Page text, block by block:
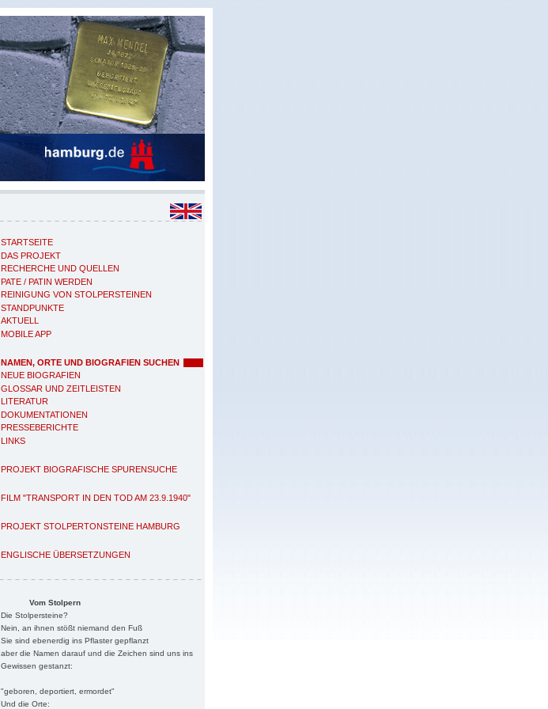
STARTSEITE
DAS PROJEKT
RECHERCHE UND QUELLEN
PATE / PATIN WERDEN
REINIGUNG VON STOLPERSTEINEN
STANDPUNKTE
AKTUELL
MOBILE APP
NAMEN, ORTE UND BIOGRAFIEN SUCHEN
NEUE BIOGRAFIEN
GLOSSAR UND ZEITLEISTEN
LITERATUR
DOKUMENTATIONEN
PRESSEBERICHTE
LINKS
PROJEKT BIOGRAFISCHE SPURENSUCHE
FILM "TRANSPORT IN DEN TOD AM 23.9.1940"
PROJEKT STOLPERTONSTEINE HAMBURG
ENGLISCHE ÜBERSETZUNGEN
Vom Stolpern
Die Stolpersteine?
Nein, an ihnen stößt niemand den Fuß
Sie sind ebenerdig ins Pflaster gepflanzt
aber die Namen darauf und die Zeichen sind uns ins
Gewissen gestanzt:
"geboren, deportiert, ermordet"
Und die Orte: